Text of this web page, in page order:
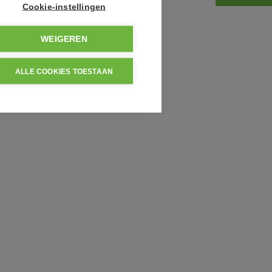
Cookie-instellingen
WEIGEREN
ALLE COOKIES TOESTAAN